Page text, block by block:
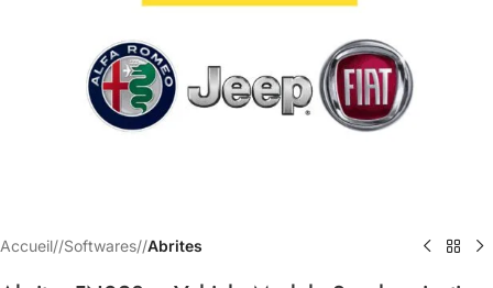
Accueil/ Softwares/ Abrites